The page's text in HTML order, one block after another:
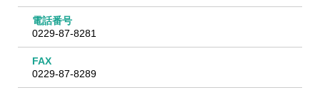
電話番号
0229-87-8281
FAX
0229-87-8289